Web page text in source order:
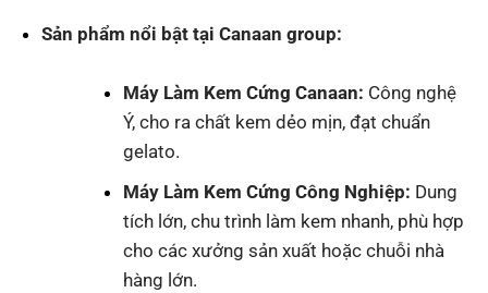
Sản phẩm nổi bật tại Canaan group:
Máy Làm Kem Cứng Canaan: Công nghệ
Ý, cho ra chất kem dẻo mịn, đạt chuẩn
gelato.
Máy Làm Kem Cứng Công Nghiệp: Dung
tích lớn, chu trình làm kem nhanh, phù hợp
cho các xưởng sản xuất hoặc chuỗi nhà
hàng lớn.